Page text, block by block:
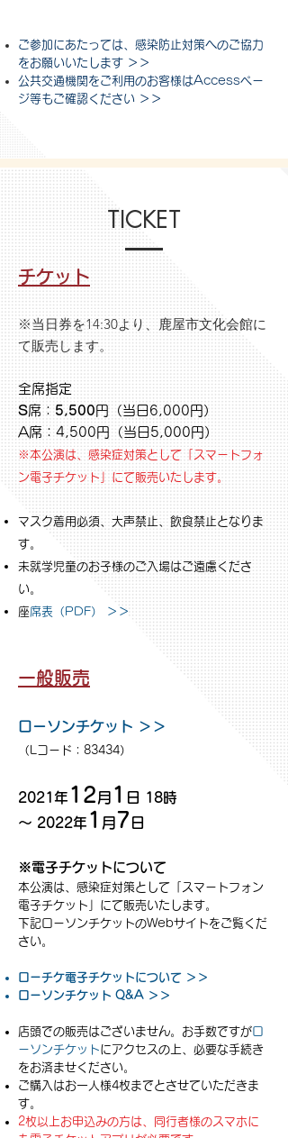
ご参加にあたっては、感染防止対策へのご協力
をお願いいたします ＞＞
公共交通機関をご利用のお客様はAccessペー
ジ等もご確認ください ＞＞
TICKET
チケット
※当日券を14:30より、鹿屋市文化会館に
て販売します。
全席指定
S席：5,500円（当日6,000円）
A席：4,500円（当日5,000円）
※本公演は、感染症対策として「スマートフォ
ン電子チケット」にて販売いたします。
マスク着用必須、大声禁止、飲食禁止となりま
す。
未就学児童のお子様のご入場はご遠慮くださ
い。
​座席表（PDF） ＞＞
一般販売
ローソンチケット ＞＞
（Lコード：83434）
2021年 12月 1
日 18時
～ 2022年 1 月 7 日
※電子チケットについて
本公演は、感染症対策として「スマートフォン
電子チケット」にて販売いたします。
下記ローソンチケットのWebサイトをご覧くだ
さい。
ローチケ電子チケットについて ＞＞
ローソンチケット Q&A ＞＞
店頭での販売はございません。お手数ですがロ
ーソンチケットにアクセスの上、必要な手続き
をお済ませください。
​ご購入はお一人様4枚までとさせていただきま
す。
2枚以上お申込みの方は、同行者様のスマホに